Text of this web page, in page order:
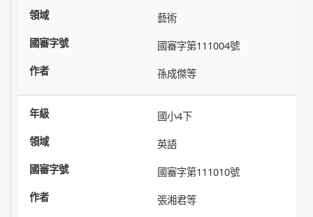
藝術
國審字第111004號
孫成傑等
國小4下
英語
國審字第111010號
張湘君等